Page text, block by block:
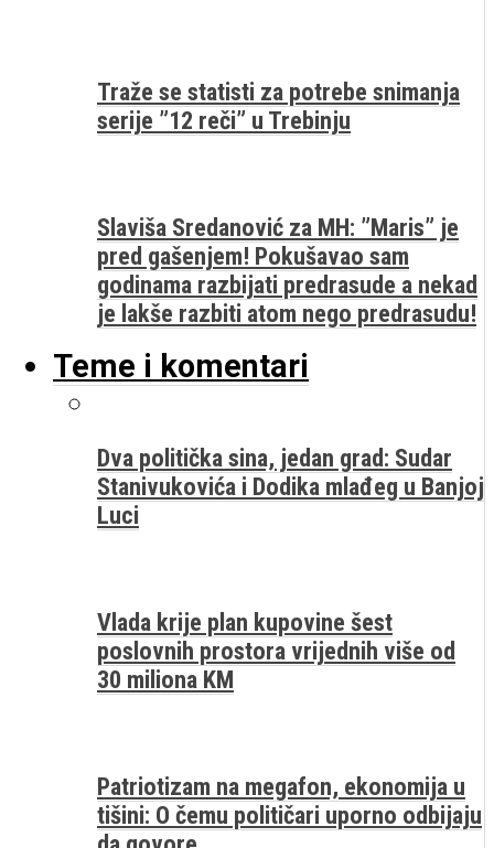
Traže se statisti za potrebe snimanja
serije ”12 reči” u Trebinju
Slaviša Sredanović za MH: ”Maris” je
pred gašenjem! Pokušavao sam
godinama razbijati predrasude a nekad
je lakše razbiti atom nego predrasudu!
Teme i komentari
Dva politička sina, jedan grad: Sudar
Stanivukovića i Dodika mlađeg u Banjoj
Luci
Vlada krije plan kupovine šest
poslovnih prostora vrijednih više od
30 miliona KM
Patriotizam na megafon, ekonomija u
tišini: O čemu političari uporno odbijaju